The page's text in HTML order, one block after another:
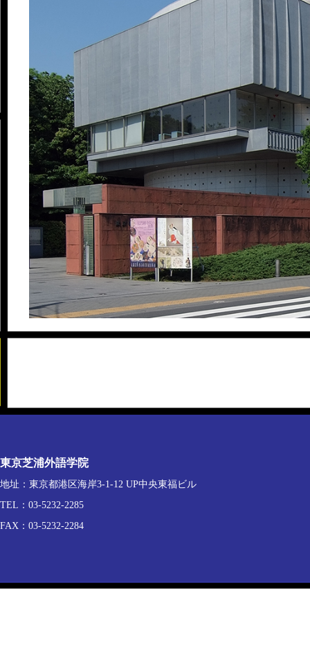
東京芝浦外語学院
地址：東京都港区海岸3-1-12 UP中央東福ビル
TEL：03-5232-2285
FAX：03-5232-2284